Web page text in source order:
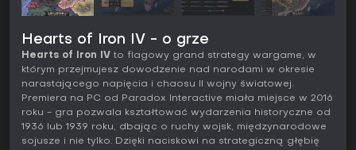
Hearts of Iron IV - o grze
Hearts of Iron IV to flagowy grand strategy wargame, w
którym przejmujesz dowodzenie nad narodami w okresie
narastającego napięcia i chaosu II wojny światowej.
Premiera na PC od Paradox Interactive miała miejsce w 2016
roku - gra pozwala kształtować wydarzenia historyczne od
1936 lub 1939 roku, dbając o ruchy wojsk, międzynarodowe
sojusze i nie tylko. Dzięki naciskowi na strategiczną głębię